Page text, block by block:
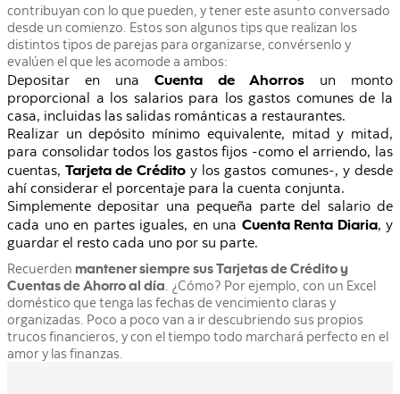
contribuyan con lo que pueden, y tener este asunto conversado
desde un comienzo. Estos son algunos tips que realizan los
distintos tipos de parejas para organizarse, convérsenlo y
evalúen el que les acomode a ambos:
Depositar en unaCuenta de Ahorrosun monto
proporcional a los salarios para los gastos comunes de la
casa, incluidas las salidas románticas a restaurantes.
Realizar un depósito mínimo equivalente, mitad y mitad,
para consolidar todos los gastos fijos -como el arriendo, las
cuentas,Tarjeta de Créditoy los gastos comunes-, y desde
ahí considerar el porcentaje para la cuenta conjunta.
Simplemente depositar una pequeña parte del salario de
cada uno en partes iguales, en una Cuenta Renta Diaria, y
guardar el resto cada uno por su parte.
Recuerden mantener siempre sus Tarjetas de Crédito y
Cuentas de Ahorro al día. ¿Cómo? Por ejemplo, con un Excel
doméstico que tenga las fechas de vencimiento claras y
organizadas. Poco a poco van a ir descubriendo sus propios
trucos financieros, y con el tiempo todo marchará perfecto en el
amor y las finanzas.